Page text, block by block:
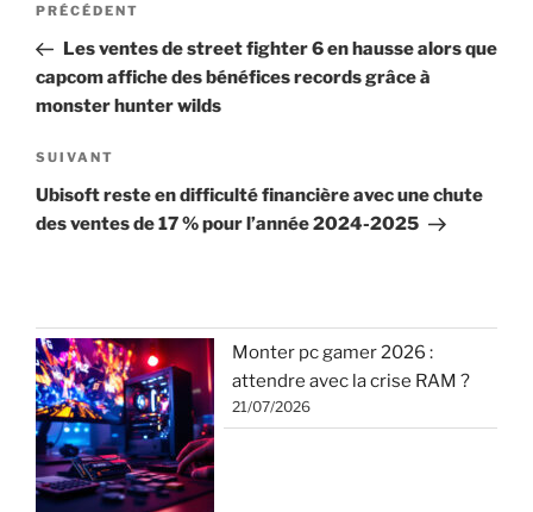
l’article
Article
précédent
PRÉCÉDENT
Les ventes de street fighter 6 en hausse alors que
capcom affiche des bénéfices records grâce à
monster hunter wilds
Article
suivant
SUIVANT
Ubisoft reste en difficulté financière avec une chute
des ventes de 17 % pour l’année 2024-2025
Monter pc gamer 2026 :
attendre avec la crise RAM ?
21/07/2026